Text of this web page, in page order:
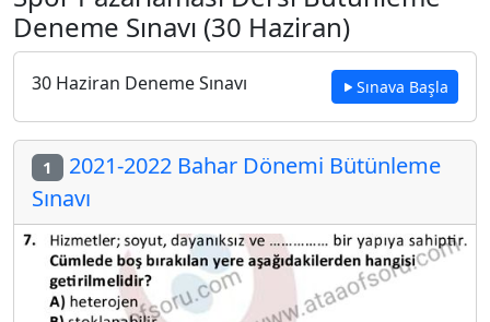
Deneme Sınavı (30 Haziran)
30 Haziran Deneme Sınavı Sınava Başla
1 2021-2022 Bahar Dönemi Bütünleme
Sınavı